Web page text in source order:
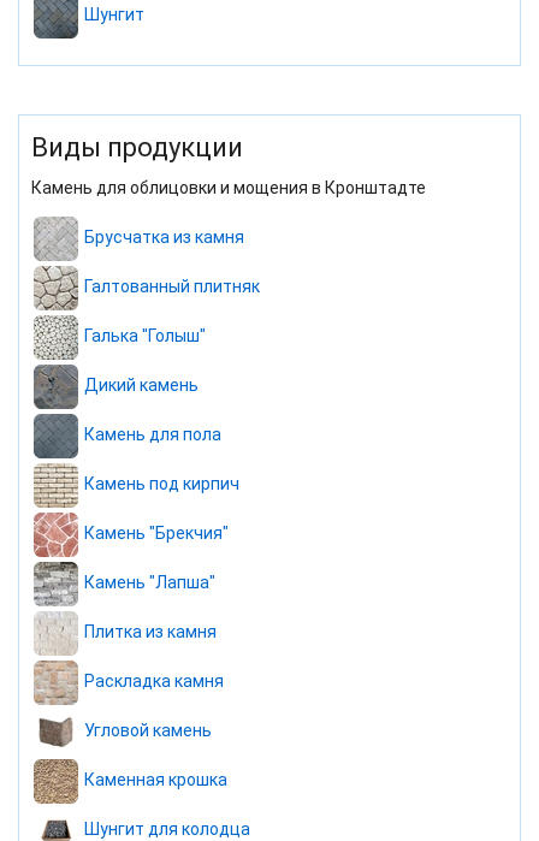
Шунгит
Виды продукции
Камень для облицовки и мощения в Кронштадте
Брусчатка из камня
Галтованный плитняк
Галька "Голыш"
Дикий камень
Камень для пола
Камень под кирпич
Камень "Брекчия"
Камень "Лапша"
Плитка из камня
Раскладка камня
Угловой камень
Каменная крошка
Шунгит для колодца